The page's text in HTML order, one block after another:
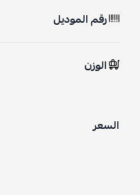
رقم الموديل
الوزن
السعر